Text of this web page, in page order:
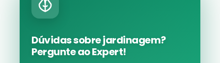
Dúvidas sobre jardinagem?
Pergunte ao Expert!